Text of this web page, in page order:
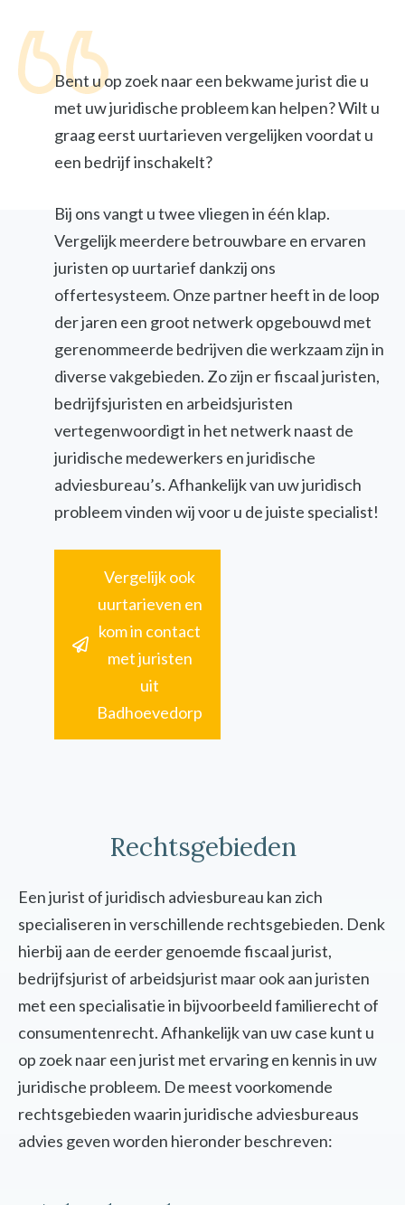
Bent u op zoek naar een bekwame jurist die u
met uw juridische probleem kan helpen? Wilt u
graag eerst uurtarieven vergelijken voordat u
een bedrijf inschakelt?
Bij ons vangt u twee vliegen in één klap.
Vergelijk meerdere betrouwbare en ervaren
juristen op uurtarief dankzij ons
offertesysteem. Onze partner heeft in de loop
der jaren een groot netwerk opgebouwd met
gerenommeerde bedrijven die werkzaam zijn in
diverse vakgebieden. Zo zijn er fiscaal juristen,
bedrijfsjuristen en arbeidsjuristen
vertegenwoordigt in het netwerk naast de
juridische medewerkers en juridische
adviesbureau’s. Afhankelijk van uw juridisch
probleem vinden wij voor u de juiste specialist!
Vergelijk ook
uurtarieven en
kom in contact
met juristen
uit
Badhoevedorp
Rechtsgebieden
Een jurist of juridisch adviesbureau kan zich
specialiseren in verschillende rechtsgebieden. Denk
hierbij aan de eerder genoemde fiscaal jurist,
bedrijfsjurist of arbeidsjurist maar ook aan juristen
met een specialisatie in bijvoorbeeld familierecht of
consumentenrecht. Afhankelijk van uw case kunt u
op zoek naar een jurist met ervaring en kennis in uw
juridische probleem. De meest voorkomende
rechtsgebieden waarin juridische adviesbureaus
advies geven worden hieronder beschreven: